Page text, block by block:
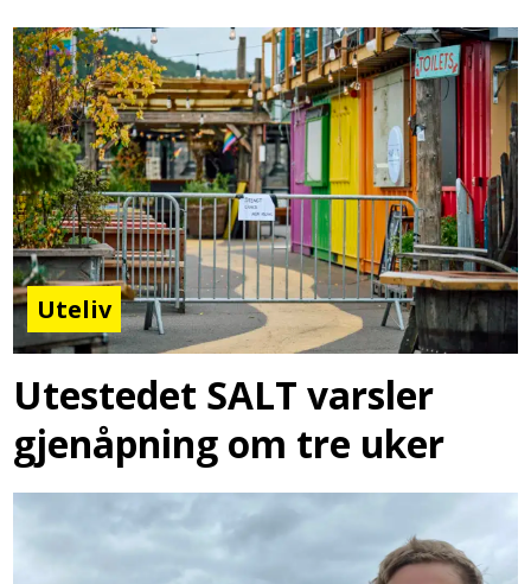
Uteliv
Utestedet SALT varsler
gjenåpning om tre uker